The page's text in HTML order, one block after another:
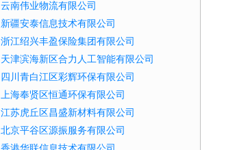
云南伟业物流有限公司
新疆安泰信息技术有限公司
浙江绍兴丰盈保险集团有限公司
天津滨海新区合力人工智能有限公司
四川青白江区彩辉环保有限公司
上海奉贤区恒通环保有限公司
江苏虎丘区昌盛新材料有限公司
北京平谷区源振服务有限公司